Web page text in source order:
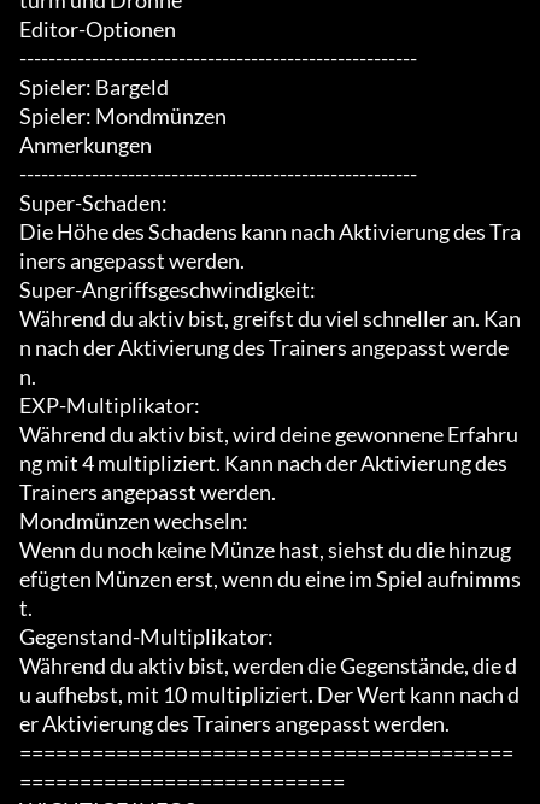
Editor-Optionen
-------------------------------------------------------
Spieler: Bargeld
Spieler: Mondmünzen
Anmerkungen
-------------------------------------------------------
Super-Schaden:
Die Höhe des Schadens kann nach Aktivierung des Tra
iners angepasst werden.
Super-Angriffsgeschwindigkeit:
Während du aktiv bist, greifst du viel schneller an. Kan
n nach der Aktivierung des Trainers angepasst werde
n.
EXP-Multiplikator:
Während du aktiv bist, wird deine gewonnene Erfahru
ng mit 4 multipliziert. Kann nach der Aktivierung des
Trainers angepasst werden.
Mondmünzen wechseln:
Wenn du noch keine Münze hast, siehst du die hinzug
efügten Münzen erst, wenn du eine im Spiel aufnimms
t.
Gegenstand-Multiplikator:
Während du aktiv bist, werden die Gegenstände, die d
u aufhebst, mit 10 multipliziert. Der Wert kann nach d
er Aktivierung des Trainers angepasst werden.
=========================================
===========================